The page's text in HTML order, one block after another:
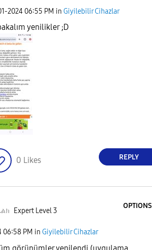
2024 06:55 PM in Giyilebilir Cihazlar
yenilikler ;D
0 Likes REPLY
Expert Level 3
OPTIONS
06:58 PM in Giyilebilir Cihazlar
görünümler yenilendi (uygulama